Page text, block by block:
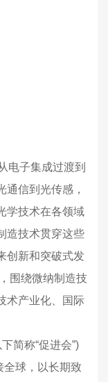
电子集成过渡到
信到光传感，
学技术在各领域
造技术贯穿这些
创新和突破式发
围绕微纳制造技
术产业化、国际
简称“促进会”)
全球，以长期致